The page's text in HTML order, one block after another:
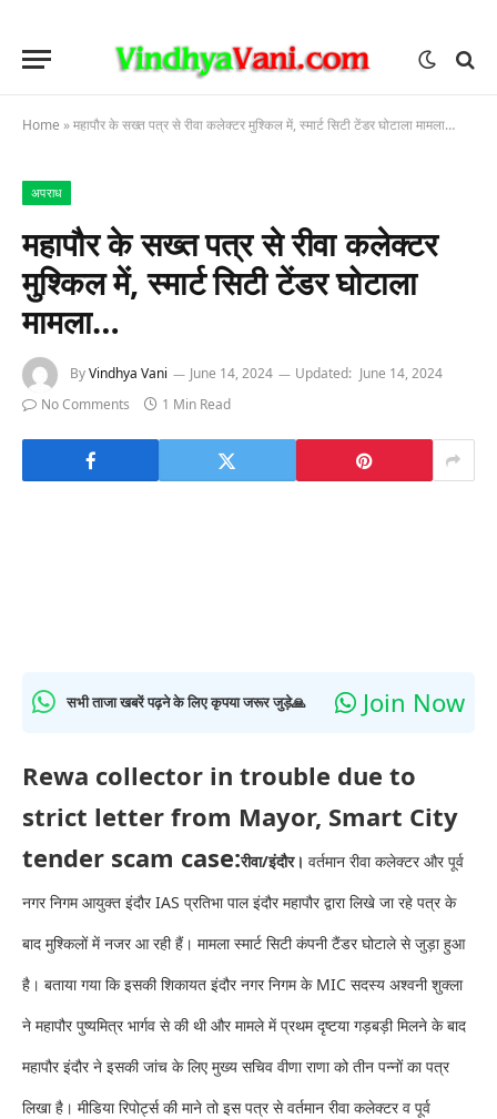
Home »महापौर के सख्त पत्र से रीवा कलेक्टर मुश्किल में, स्मार्ट सिटी टेंडर घोटाला मामला…
अपराध
महापौर के सख्त पत्र से रीवा कलेक्टर
मुश्किल में, स्मार्ट सिटी टेंडर घोटाला
मामला…
ByVindhya Vani June 14, 2024 Updated: June 14, 2024
No Comments
1 Min Read
सभी ताजा खबरें पढ़ने के लिए कृपया जरूर जुड़े🙏 Join Now
Rewa collector in trouble due to
strict letter from Mayor, Smart City
tender scam case:रीवा/इंदौर। वर्तमान रीवा कलेक्टर और पूर्व
नगर निगम आयुक्त इंदौर IAS प्रतिभा पाल इंदौर महापौर द्वारा लिखे जा रहे पत्र के
बाद मुश्किलों में नजर आ रही हैं। मामला स्मार्ट सिटी कंपनी टैंडर घोटाले से जुड़ा हुआ
है। बताया गया कि इसकी शिकायत इंदौर नगर निगम के MIC सदस्य अश्वनी शुक्ला
ने महापौर पुष्यमित्र भार्गव से की थी और मामले में प्रथम दृष्टया गड़बड़ी मिलने के बाद
महापौर इंदौर ने इसकी जांच के लिए मुख्य सचिव वीणा राणा को तीन पन्नों का पत्र
लिखा है। मीडिया रिपोर्ट्स की माने तो इस पत्र से वर्तमान रीवा कलेक्टर व पूर्व